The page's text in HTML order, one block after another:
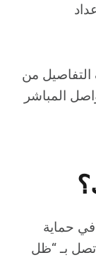
من
المباشر
حماية
بـ “ظل